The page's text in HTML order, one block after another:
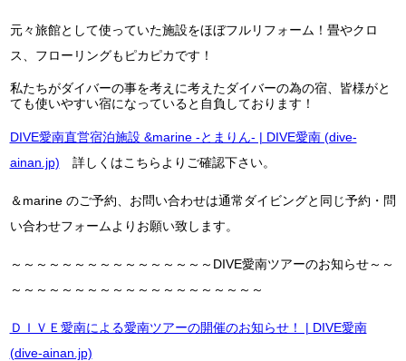
元々旅館として使っていた施設をほぼフルリフォーム！畳やクロ
ス、フローリングもピカピカです！
私たちがダイバーの事を考えに考えたダイバーの為の宿、皆様がと
ても使いやすい宿になっていると自負しております！
DIVE愛南直営宿泊施設 &marine -とまりん- | DIVE愛南 (dive-
ainan.jp) 詳しくはこちらよりご確認下さい。
＆marine のご予約、お問い合わせは通常ダイビングと同じ予約・問
い合わせフォームよりお願い致します。
～～～～～～～～～～～～～～～～DIVE愛南ツアーのお知らせ～～
～～～～～～～～～～～～～～～～～～～～
ＤＩＶＥ愛南による愛南ツアーの開催のお知らせ！ | DIVE愛南
(dive-ainan.jp)